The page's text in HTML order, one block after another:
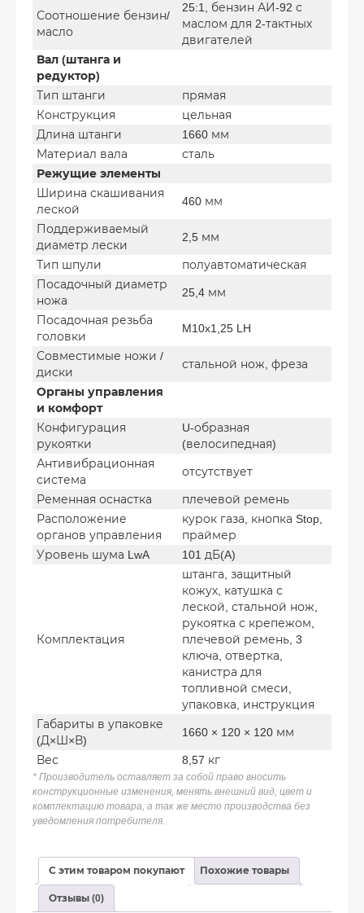
Соотношение бензин/
масло
25:1, бензин АИ-92 с
маслом для 2-тактных
двигателей
Вал (штанга и
редуктор)
Тип штанги
прямая
Конструкция
цельная
Длина штанги
1660 мм
Материал вала
сталь
Режущие элементы
Ширина скашивания
леской
460 мм
Поддерживаемый
диаметр лески
2,5 мм
Тип шпули
полуавтоматическая
Посадочный диаметр
ножа
25,4 мм
Посадочная резьба
головки
M10x1,25 LH
Совместимые ножи /
диски
стальной нож, фреза
Органы управления
и комфорт
Конфигурация
рукоятки
U-образная
(велосипедная)
Антивибрационная
система
отсутствует
Ременная оснастка
плечевой ремень
Расположение
органов управления
курок газа, кнопка Stop,
праймер
Уровень шума LwA
101 дБ(A)
Комплектация
штанга, защитный
кожух, катушка с
леской, стальной нож,
рукоятка с крепежом,
плечевой ремень, 3
ключа, отвертка,
канистра для
топливной смеси,
упаковка, инструкция
Габариты в упаковке
(Д×Ш×В)
1660 × 120 × 120 мм
Вес 8,57 кг
* Производитель оставляет за собой право вносить
конструкционные изменения, менять внешний вид, цвет и
комплектацию товара, а так же место производства без
уведомления потребителя.
С этим товаром покупают Похожие товары
Отзывы (0)